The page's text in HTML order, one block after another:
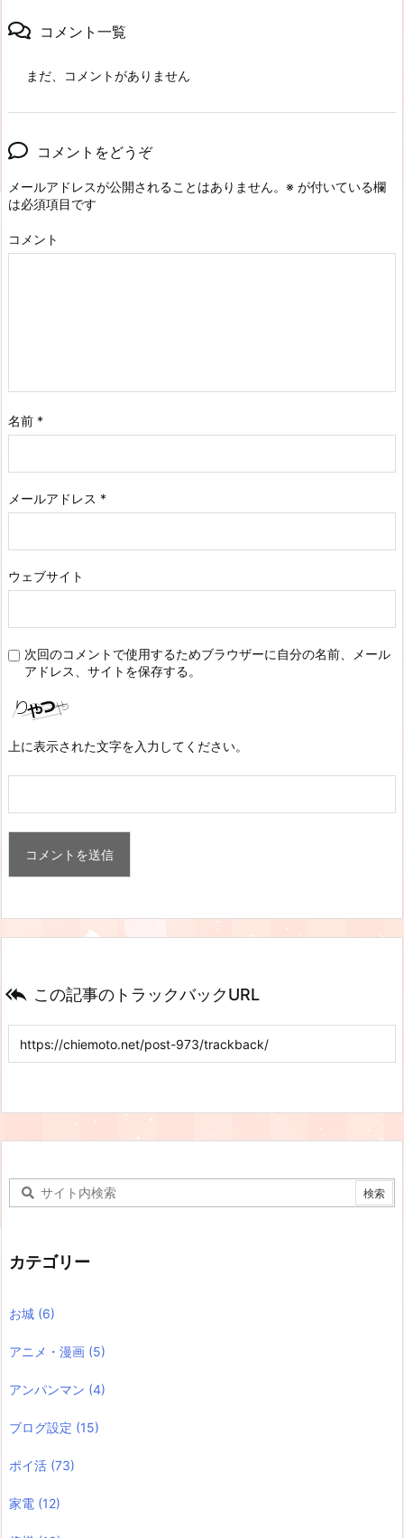
コメント一覧
まだ、コメントがありません
コメントをどうぞ
メールアドレスが公開されることはありません。 ※ が付いている欄
は必須項目です
コメント
名前 *
メールアドレス *
ウェブサイト
次回のコメントで使用するためブラウザーに自分の名前、メール
アドレス、サイトを保存する。
上に表示された文字を入力してください。
 この記事のトラックバックURL
カテゴリー
お城 (6)
アニメ・漫画 (5)
アンパンマン (4)
ブログ設定 (15)
ポイ活 (73)
家電 (12)